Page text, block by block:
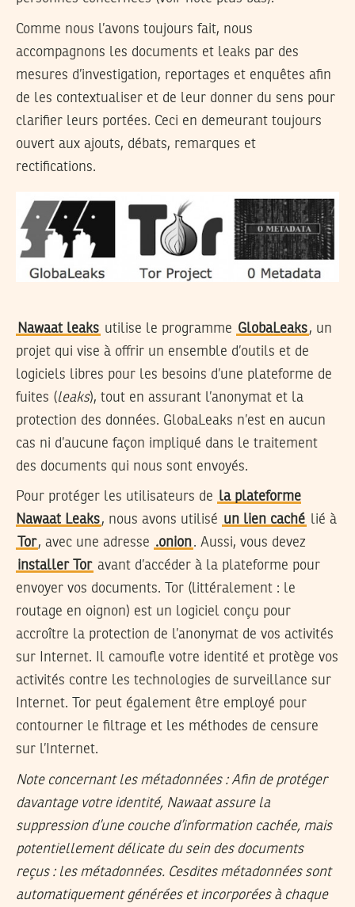
Comme nous l’avons toujours fait, nous
accompagnons les documents et leaks par des
mesures d’investigation, reportages et enquêtes afin
de les contextualiser et de leur donner du sens pour
clarifier leurs portées. Ceci en demeurant toujours
ouvert aux ajouts, débats, remarques et
rectifications.
Nawaat leaks utilise le programme GlobaLeaks, un
projet qui vise à offrir un ensemble d’outils et de
logiciels libres pour les besoins d’une plateforme de
fuites (leaks), tout en assurant l’anonymat et la
protection des données. GlobaLeaks n’est en aucun
cas ni d’aucune façon impliqué dans le traitement
des documents qui nous sont envoyés.
Pour protéger les utilisateurs de la plateforme
Nawaat Leaks, nous avons utilisé un lien caché lié à
Tor, avec une adresse .onion. Aussi, vous devez
installer Tor avant d’accéder à la plateforme pour
envoyer vos documents. Tor (littéralement : le
routage en oignon) est un logiciel conçu pour
accroître la protection de l’anonymat de vos activités
sur Internet. Il camoufle votre identité et protège vos
activités contre les technologies de surveillance sur
Internet. Tor peut également être employé pour
contourner le filtrage et les méthodes de censure
sur l’Internet.
Note concernant les métadonnées :Afin de protéger
davantage votre identité, Nawaat assure la
suppression d’une couche d’information cachée, mais
potentiellement délicate du sein des documents
reçus : les métadonnées. Cesdites métadonnées sont
automatiquement générées et incorporées à chaque